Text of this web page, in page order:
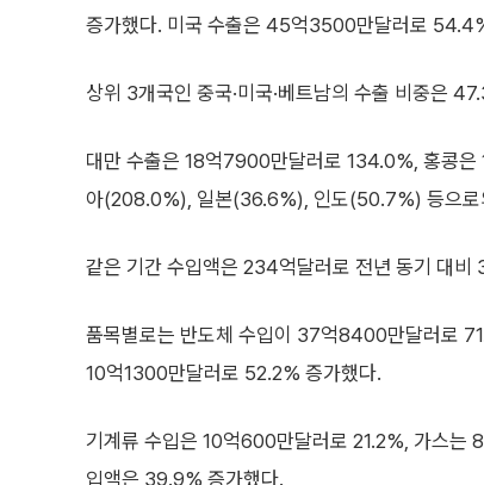
증가했다. 미국 수출은 45억3500만달러로
상위 3개국인 중국·미국·베트남의 수출 비중은
대만 수출은 18억7900만달러로 134.0%, 홍콩
아(208.0%), 일본(36.6%), 인도(50.7%) 등으로
같은 기간 수입액은 234억달러로 전년 동기 대비
품목별로는 반도체 수입이 37억8400만달러로
10억1300만달러로 52.2% 증가했다.
기계류 수입은 10억600만달러로 21.2%, 가스는
입액은 39.9% 증가했다.